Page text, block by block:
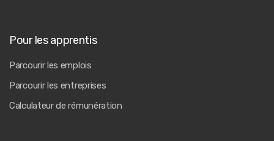
Pour les apprentis
Parcourir les emplois
Parcourir les entreprises
Calculateur de rémunération